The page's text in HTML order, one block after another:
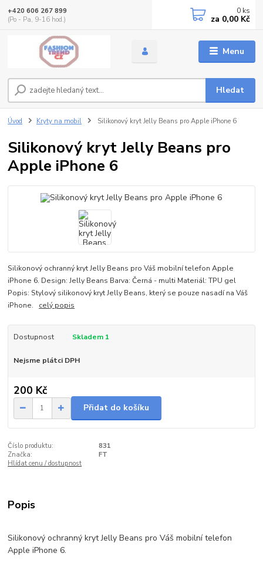
Menu
Hledat
+420 606 267 899
(Po - Pa, 9-16 hod.)
0 ks
za 0,00 Kč
Úvod Kryty na mobil Silikonový kryt Jelly Beans pro Apple iPhone 6
Silikonový kryt Jelly Beans pro
Apple iPhone 6
Silikonový ochranný kryt Jelly Beans pro Váš mobilní telefon Apple
iPhone 6. Design: Jelly Beans Barva: Černá - multi Materiál: TPU gel
Popis: Stylový silikonový kryt Jelly Beans, který se pouze nasadí na Váš
iPhone. celý popis
Dostupnost Skladem 1
Nejsme plátci DPH
200 Kč
Přidat do košíku
Číslo produktu:
831
Značka:
FT
Hlídat cenu / dostupnost
Popis
Silikonový ochranný kryt Jelly Beans pro Váš mobilní telefon
Apple iPhone 6.